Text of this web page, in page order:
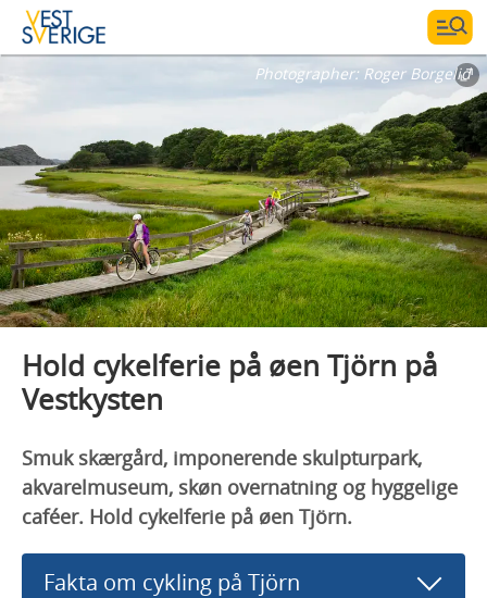
Photographer: Roger Borgelid
Hold cykelferie på øen Tjörn på
Vestkysten
Smuk skærgård, imponerende skulpturpark,
akvarelmuseum, skøn overnatning og hyggelige
caféer. Hold cykelferie på øen Tjörn.
Fakta om cykling på Tjörn